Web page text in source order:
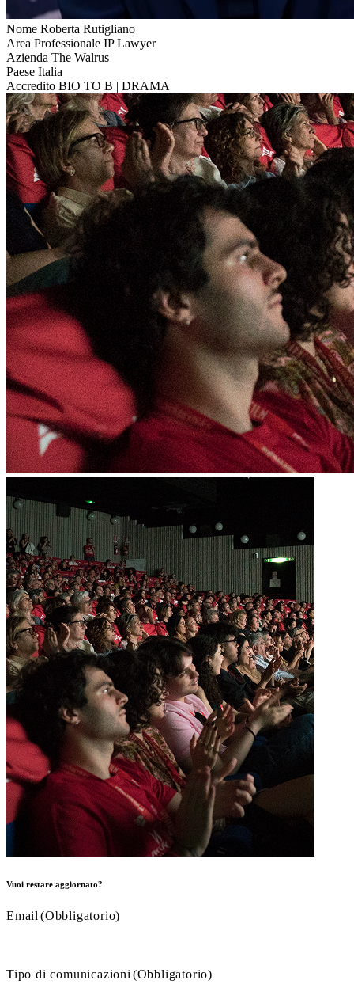
Nome Roberta Rutigliano
Area Professionale IP Lawyer
Azienda The Walrus
Paese Italia
Accredito BIO TO B | DRAMA
Vuoi restare aggiornato?
Email (Obbligatorio)
Tipo di comunicazioni (Obbligatorio)